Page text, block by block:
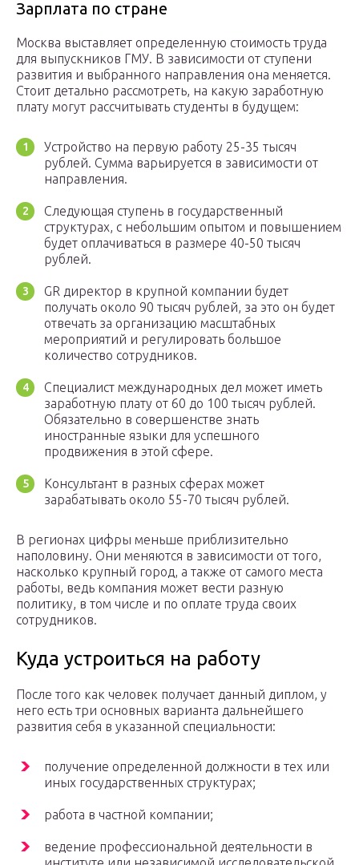
Зарплата по стране
Москва выставляет определенную стоимость труда
для выпускников ГМУ. В зависимости от ступени
развития и выбранного направления она меняется.
Стоит детально рассмотреть, на какую заработную
плату могут рассчитывать студенты в будущем:
Устройство на первую работу 25-35 тысяч
рублей. Сумма варьируется в зависимости от
направления.
Следующая ступень в государственный
структурах, с небольшим опытом и повышением
будет оплачиваться в размере 40-50 тысяч
рублей.
GR директор в крупной компании будет
получать около 90 тысяч рублей, за это он будет
отвечать за организацию масштабных
мероприятий и регулировать большое
количество сотрудников.
Специалист международных дел может иметь
заработную плату от 60 до 100 тысяч рублей.
Обязательно в совершенстве знать
иностранные языки для успешного
продвижения в этой сфере.
Консультант в разных сферах может
зарабатывать около 55-70 тысяч рублей.
В регионах цифры меньше приблизительно
наполовину. Они меняются в зависимости от того,
насколько крупный город, а также от самого места
работы, ведь компания может вести разную
политику, в том числе и по оплате труда своих
сотрудников.
Куда устроиться на работу
После того как человек получает данный диплом, у
него есть три основных варианта дальнейшего
развития себя в указанной специальности:
получение определенной должности в тех или
иных государственных структурах;
работа в частной компании;
ведение профессиональной деятельности в